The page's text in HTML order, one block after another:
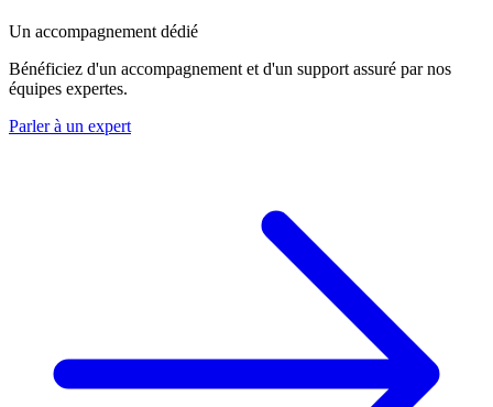
Un accompagnement dédié
Bénéficiez d'un accompagnement et d'un support assuré par nos
équipes expertes.
Parler à un expert